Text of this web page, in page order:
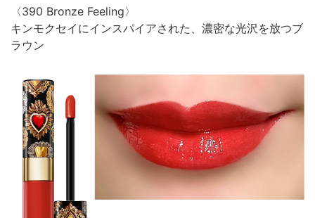
〈390 Bronze Feeling〉
キンモクセイにインスパイアされた、濃密な光沢を放つブ
ラウン